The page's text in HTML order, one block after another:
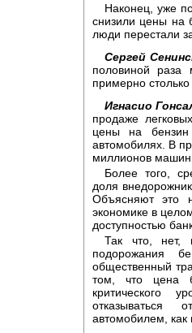
Наконец, уже
снизили цены на
люди перестали
Сергей
половиной раза
примерно
Игнасио
продаже
цены на
автомобилях. В
миллионов
Более того,
доля
Объясняют это
экономике в
доступностью
Так что, нет,
подорожания
общественный
том, что цена
критического
отказываться
автомобилем,